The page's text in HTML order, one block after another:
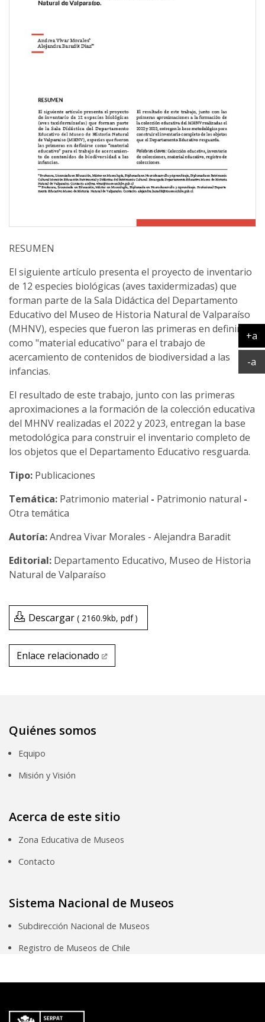
RESUMEN
El siguiente artículo presenta el proyecto de inventario
de 12 especies biológicas (aves taxidermizadas) que
forman parte de la Sala Didáctica del Departamento
Educativo del Museo de Historia Natural de Valparaíso
(MHNV), especies que fueron las primeras en definirse
como "material educativo" para el trabajo de
acercamiento de contenidos de biodiversidad a las
infancias.
El resultado de este trabajo, junto con las primeras
aproximaciones a la formación de la colección educativa
del MHNV realizadas el 2022 y 2023, entregan la base
metodológica para construir el inventario completo de
los objetos que el Departamento Educativo resguarda.
Tipo: Publicaciones
Temática: Patrimonio material - Patrimonio natural -
Otra temática
Andrea Vivar Morales - Alejandra Baradit
Departamento Educativo, Museo de Historia
Natural de Valparaíso
Descargar 2160.9kb pdf
Enlace relacionado Enlace relacionado
Quiénes somos
Equipo
Misión y Visión
Acerca de este sitio
Zona Educativa de Museos
Contacto
Sistema Nacional de Museos
Subdirección Nacional de Museos
Registro de Museos de Chile
+a
-a